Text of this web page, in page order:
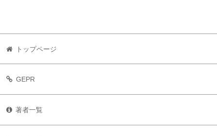
トップページ
GEPR
著者一覧